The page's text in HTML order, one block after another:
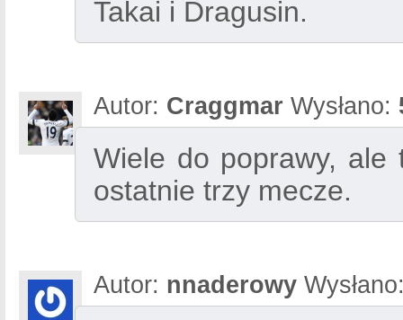
Takai i Dragusin.
Autor: Craggmar Wysłano:
Wiele do poprawy,
ostatnie trzy mecze.
Autor: nnaderowy